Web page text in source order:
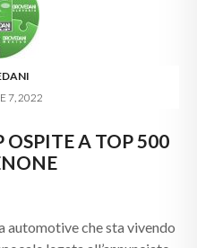
7, 2022
OSPITE A TOP 500
automotive che sta vivendo